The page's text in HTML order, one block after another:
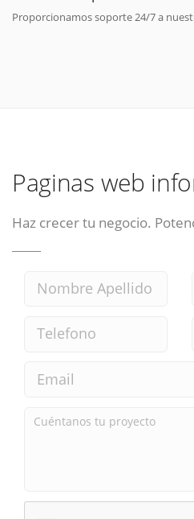
Proporcionamos soporte 24/7 a
Paginas web
Haz crecer tu negocio.